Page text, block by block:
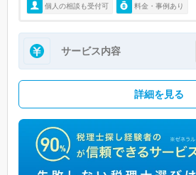
個人の相談も受付可 料金・事例あり
サービス内容
詳細を見る